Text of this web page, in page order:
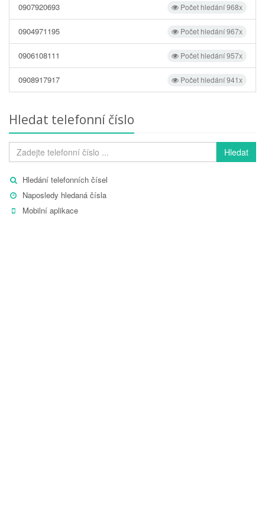
Počet hledání 968x
0907920693
Počet hledání 967x
0904971195
Počet hledání 957x
0906108111
Počet hledání 941x
0908917917
Hledat telefonní číslo
Hledat
Hledání telefonních čísel
Naposledy hledaná čísla
Mobilní aplikace